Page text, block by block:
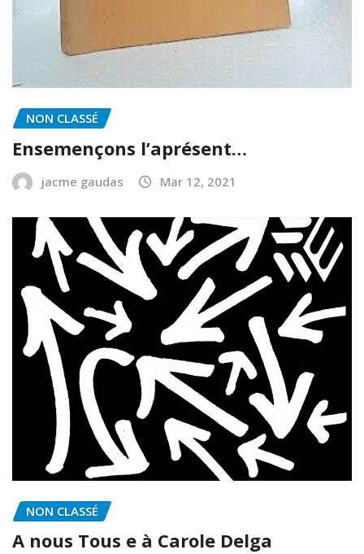
NON CLASSÉ
Ensemençons l’aprésent…
jacme gaudas Mar 12, 2021
NON CLASSÉ
A nous Tous e à Carole Delga